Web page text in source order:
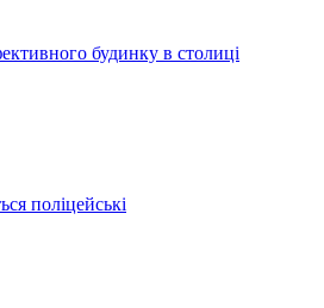
будинку в столиці
поліцейські